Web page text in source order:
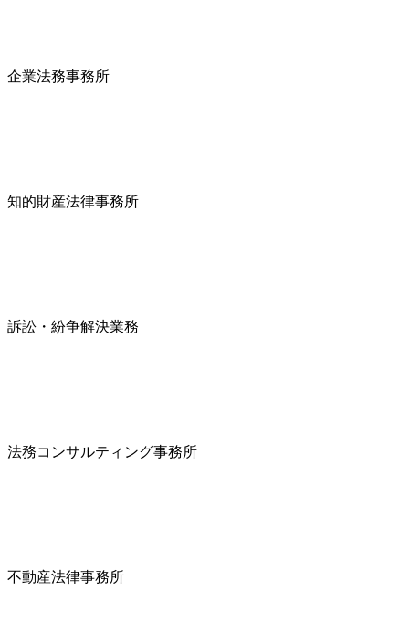
企業法務事務所
知的財産法律事務所
訴訟・紛争解決業務
法務コンサルティング事務所
不動産法律事務所